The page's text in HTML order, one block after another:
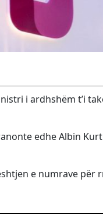
i ardhshëm t’i
edhe Albin
e numrave për